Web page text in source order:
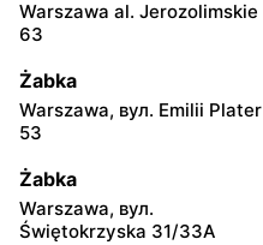
Warszawa al. Jerozolimskie
63
Żabka
Warszawa, вул. Emilii Plater
53
Żabka
Warszawa, вул.
Świętokrzyska 31/33A